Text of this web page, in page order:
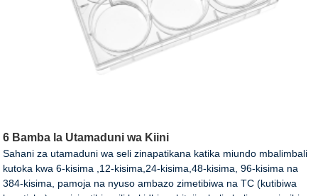
6 Bamba la Utamaduni wa Kiini
Sahani za utamaduni wa seli zinapatikana katika miundo mbalimbali
kutoka kwa 6-kisima ,12-kisima,24-kisima,48-kisima, 96-kisima na
384-kisima, pamoja na nyuso ambazo zimetibiwa na TC (kutibiwa